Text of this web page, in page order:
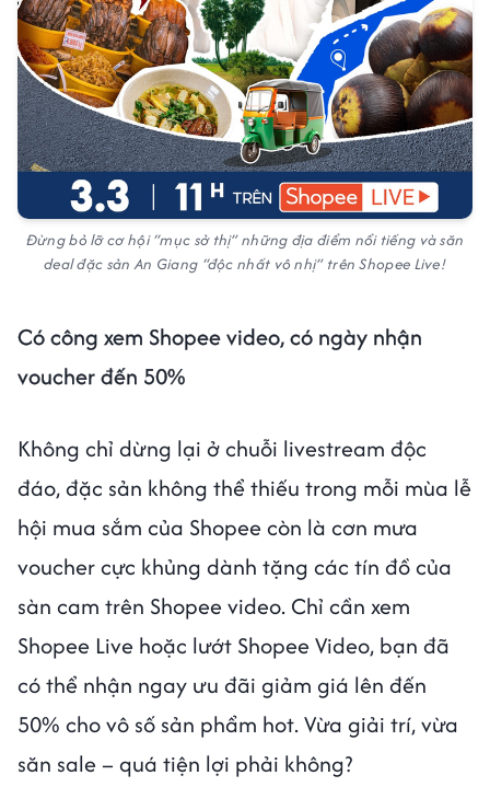
Đừng bỏ lỡ cơ hội “mục sở thị” những địa điểm nổi tiếng và săn
deal đặc sản An Giang “độc nhất vô nhị” trên Shopee Live!
Có công xem Shopee video, có ngày nhận
voucher đến 50%
Không chỉ dừng lại ở chuỗi livestream độc
đáo, đặc sản không thể thiếu trong mỗi mùa lễ
hội mua sắm của Shopee còn là cơn mưa
voucher cực khủng dành tặng các tín đồ của
sàn cam trên Shopee video. Chỉ cần xem
Shopee Live hoặc lướt Shopee Video, bạn đã
có thể nhận ngay ưu đãi giảm giá lên đến
50% cho vô số sản phẩm hot. Vừa giải trí, vừa
săn sale – quá tiện lợi phải không?